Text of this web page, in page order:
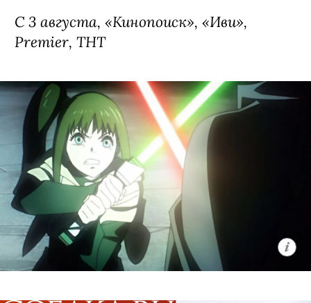
С 3 августа, «Кинопоиск», «Иви»,
Premier, ТНТ